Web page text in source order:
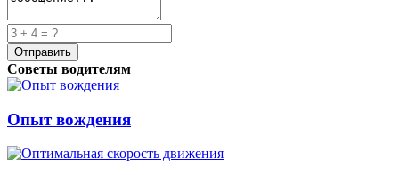
Советы водителям
Опыт вождения